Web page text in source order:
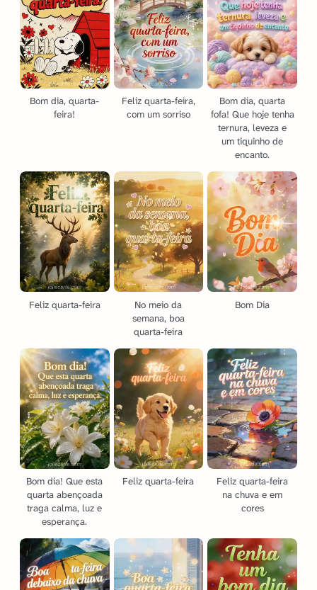
Bom dia, quarta-
feira!
Feliz quarta-feira,
com um sorriso
Bom dia, quarta
fofa! Que hoje tenha
ternura, leveza e
um tiquinho de
encanto.
Feliz quarta-feira
No meio da
semana, boa
quarta-feira
Bom Dia
Bom dia! Que esta
quarta abençoada
traga calma, luz e
esperança.
Feliz quarta-feira
Feliz quarta-feira
na chuva e em
cores